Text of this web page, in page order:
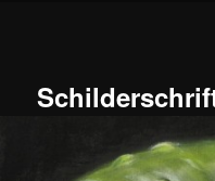
inhoud